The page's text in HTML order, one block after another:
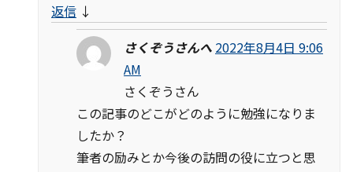
返信 ↓
さくぞうさんへ 2022年8月4日 9:06
AM
さくぞうさん
この記事のどこがどのように勉強になりま
したか？
筆者の励みとか今後の訪問の役に立つと思